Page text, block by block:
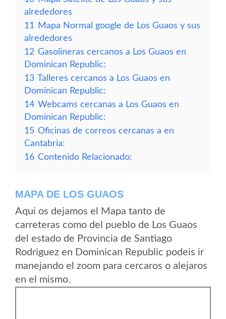
alrededores
11
Mapa Normal google de Los Guaos y sus
alrededores
12 Gasolineras cercanos a Los Guaos en
Dominican Republic:
13 Talleres cercanos a Los Guaos en
Dominican Republic:
14 Webcams cercanas a Los Guaos en
Dominican Republic:
15 Oficinas de correos cercanas a en
Cantabria:
16 Contenido Relacionado:
MAPA DE LOS GUAOS
Aqui os dejamos el Mapa tanto de
carreteras como del pueblo de Los Guaos
del estado de Provincia de Santiago
Rodriguez en Dominican Republic podeis ir
manejando el zoom para cercaros o alejaros
en el mismo.